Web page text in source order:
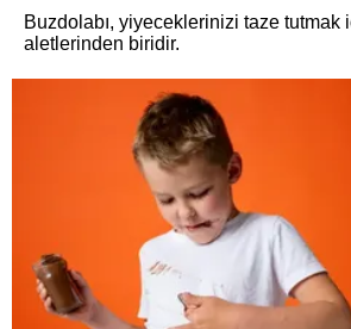
Buzdolabı, yiyeceklerinizi taze tutmak
aletlerinden biridir.